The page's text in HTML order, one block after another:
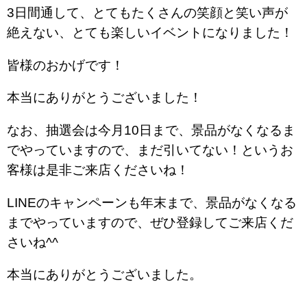
3日間通して、とてもたくさんの笑顔と笑い声が
絶えない、とても楽しいイベントになりました！
皆様のおかげです！
本当にありがとうございました！
なお、抽選会は今月10日まで、景品がなくなるま
でやっていますので、まだ引いてない！というお
客様は是非ご来店くださいね！
LINEのキャンペーンも年末まで、景品がなくなる
までやっていますので、ぜひ登録してご来店くだ
さいね^^
本当にありがとうございました。